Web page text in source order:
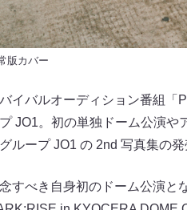
版カバー
イバルオーディション番組「
JO1。初の単独ドーム公演や
ループ JO1 の 2nd 写真集の
すべき自身初のドーム公演と